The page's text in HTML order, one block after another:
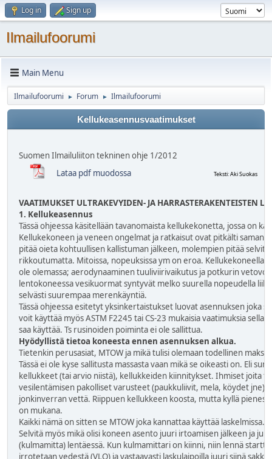
Log in Sign up
Ilmailufoorumi
Main Menu
Ilmailufoorumi ► Forum ► Ilmailufoorumi
Kellukeasennusvaatimukset
Suomen Ilmailuliiton tekninen ohje 1/2012
Lataa pdf muodossa
Teksti: Aki Suokas
VAATIMUKSET ULTRAKEVYIDEN- JA HARRASTERAKENTEISTEN
1. Kellukeasennus
Tässä ohjeessa käsitellään tavanomaista kellukekonetta, jossa on
Kellukekoneen ja veneen ongelmat ja ratkaisut ovat pitkälti
pitää oieta kohtuullisen kallistuman jälkeen, molempien pitää
rikkoutumatta. Mitoissa, nopeuksissa ym on eroa. Kellukekoneella
ole olemassa; aerodynaaminen tuuliviirivaikutus ja potkurin
lentokoneessa vesikuormat syntyvät melko suurella nopeudella
selvästi suurempaa merenkäyntiä.
Tässä ohjeessa esitetyt yksinkertaistukset luovat asennuksen joka
voit käyttää myös ASTM F2245 tai CS-23 mukaisia vaatimuksia
saa käyttää. Ts rusinoiden poiminta ei ole sallittua.
Hyödyllistä tietoa koneesta ennen asennuksen alkua.
Tietenkin perusasiat, MTOW ja mikä tulisi olemaan todellinen
Tässä ei ole kyse sallitusta massasta vaan mikä se oikeasti on. Eli
kellukkeet (tai arvio niistä), kellukkeiden kiinnitykset. Ihmiset joita
vesilentämisen pakolliset varusteet (paukkuliivit, mela, köydet jne).
jonkinverran vettä. Riippuen kellukkeen koosta, mutta kyllä
on mukana.
Kaikki nämä on sitten se MTOW joka kannattaa käyttää laskelmissa.
Selvitä myös mikä olisi koneen asento juuri irtoamisen jälkeen ja
(kulmamitta) lentäessä. Kun kulmamittari on kiinni, niin lennä
irrotetaan vedestä (VLO) ja vastaavasti laskulaipoilla juuri siinä